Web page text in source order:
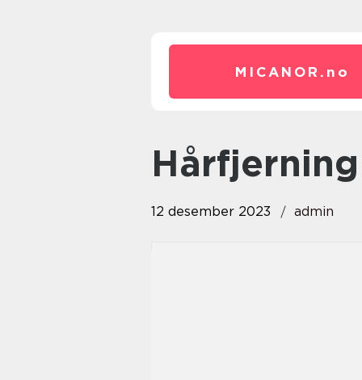
MICANOR. no
Hårfjerning
12 desember 2023 admin